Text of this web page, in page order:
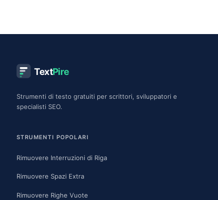
TextPire
Strumenti di testo gratuiti per scrittori, sviluppatori e
specialisti SEO.
STRUMENTI POPOLARI
Rimuovere Interruzioni di Riga
Rimuovere Spazi Extra
Rimuovere Righe Vuote